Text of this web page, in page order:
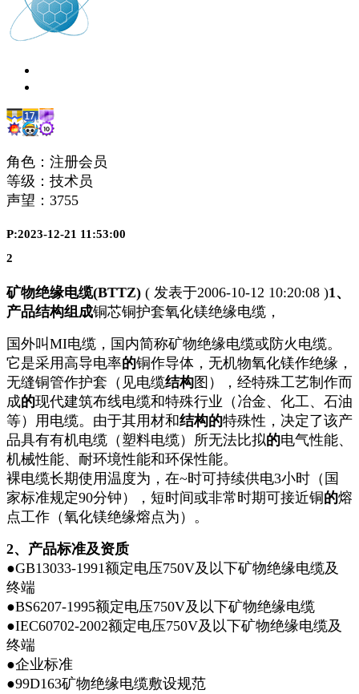
角色：注册会员
等级：技术员
声望： 3755
P:2023-12-21 11:53:00
2
矿物绝缘电缆(BTTZ) ( 发表于2006-10-12 10:20:08 )1、
产品结构组成铜芯铜护套氧化镁绝缘电缆，
国外叫MI电缆，国内简称矿物绝缘电缆或防火电缆。
它是采用高导电率的铜作导体，无机物氧化镁作绝缘，
无缝铜管作护套（见电缆结构图），经特殊工艺制作而
成的现代建筑布线电缆和特殊行业（冶金、化工、石油
等）用电缆。由于其用材和结构的特殊性，决定了该产
品具有有机电缆（塑料电缆）所无法比拟的电气性能、
机械性能、耐环境性能和环保性能。
裸电缆长期使用温度为，在~时可持续供电3小时（国
家标准规定90分钟），短时间或非常时期可接近铜的熔
点工作（氧化镁绝缘熔点为）。
2、产品标准及资质
●GB13033-1991额定电压750V及以下矿物绝缘电缆及
终端
●BS6207-1995额定电压750V及以下矿物绝缘电缆
●IEC60702-2002额定电压750V及以下矿物绝缘电缆及
终端
●企业标准
●99D163矿物绝缘电缆敷设规范